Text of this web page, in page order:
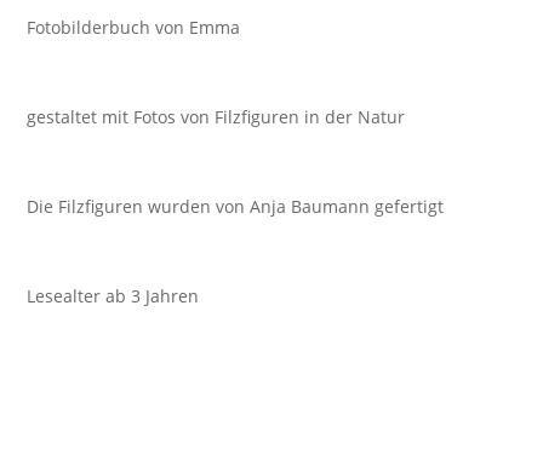
Fotobilderbuch von Emma
gestaltet mit Fotos von Filzfiguren in der Natur
Die Filzfiguren wurden von Anja Baumann gefertigt
Lesealter ab 3 Jahren